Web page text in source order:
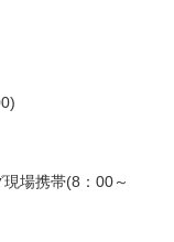
場携帯(8：00～